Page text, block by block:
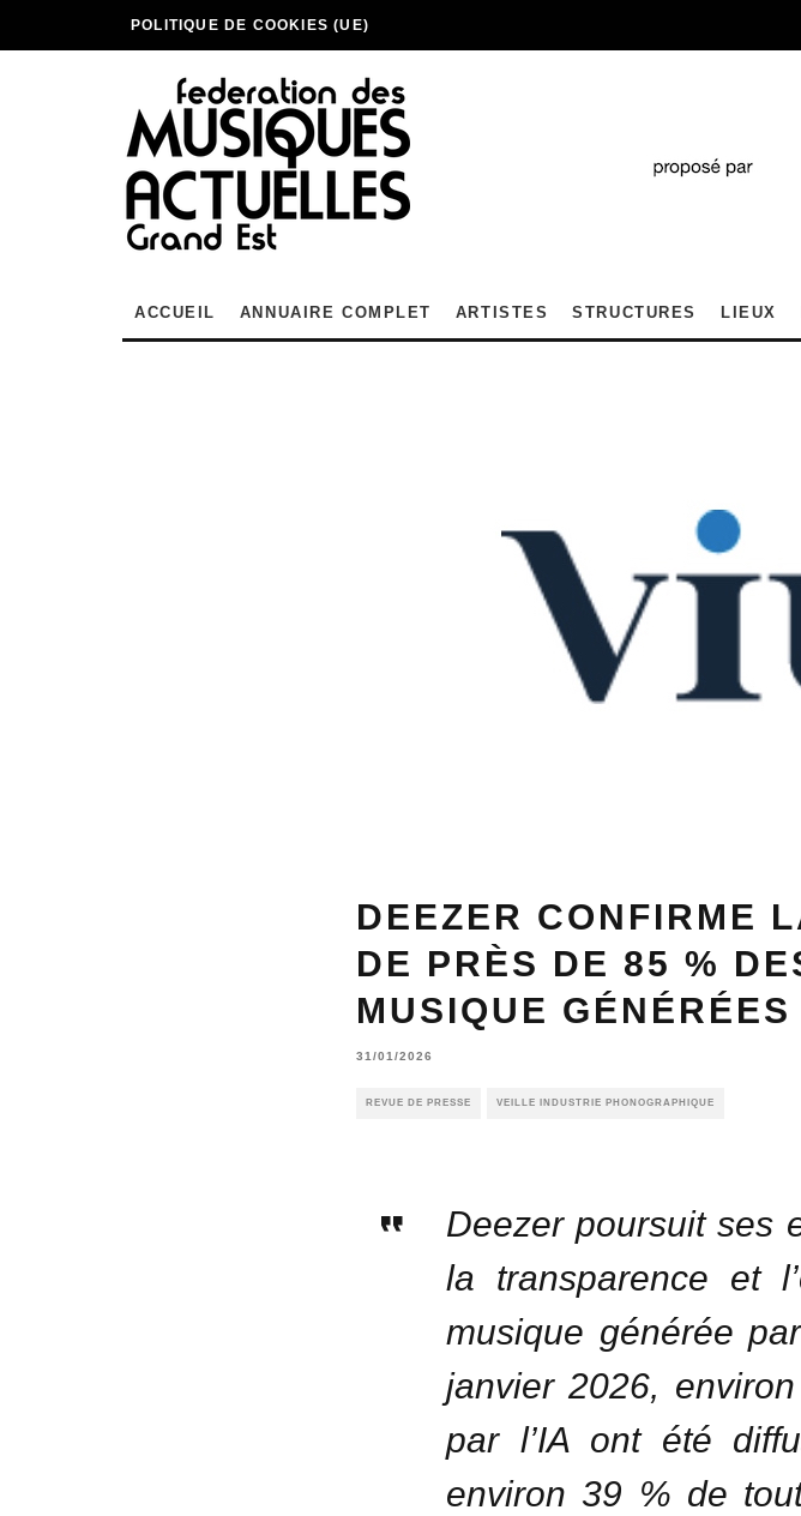
POLITIQUE DE COOKIES (UE)
ACCUEIL ANNUAIRE COMPLET ARTISTES STRUCTURES LIEUX
DEEZER CONFIRME
DE PRÈS DE 85 %
MUSIQUE
31/01/2026
REVUE DE PRESSE VEILLE INDUSTRIE PHONOGRAPHIQUE
Deezer poursuit ses
la transparence et
musique générée
janvier 2026,
par l’IA ont été
environ 39 % de